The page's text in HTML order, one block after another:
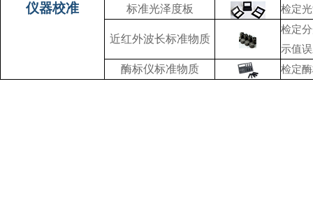
仪器校准 标准光泽度板 检定
近红外波长标准物质
检定
示值
酶标仪标准物质 检定